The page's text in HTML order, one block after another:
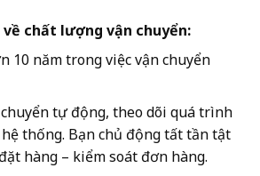
chất lượng vận chuyển:
10 năm trong việc vận chuyển
tự động, theo dõi quá trình
thống. Bạn chủ động tất tần tật
hàng – kiểm soát đơn hàng.